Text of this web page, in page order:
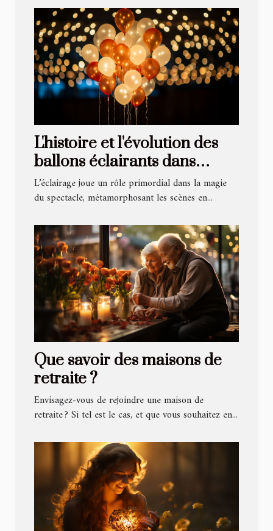
L'histoire et l'évolution des
ballons éclairants dans
l'industrie du spectacle
L’éclairage joue un rôle primordial dans la magie
du spectacle, métamorphosant les scènes en...
Que savoir des maisons de
retraite ?
Envisagez-vous de rejoindre une maison de
retraite ? Si tel est le cas, et que vous souhaitez en...